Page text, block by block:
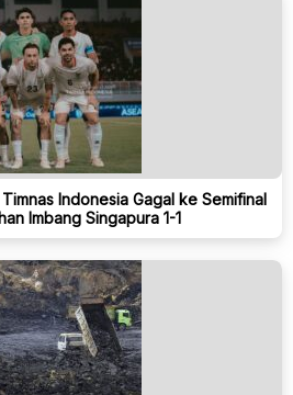
Indonesia Gagal ke Semifinal
Imbang Singapura 1-1